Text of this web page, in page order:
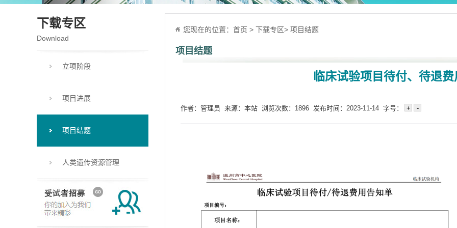
下载专区
Download
立项阶段
项目进展
项目结题
人类遗传资源管理
您现在的位置： 首页 > 下载专区> 项目结题
项目结题
临床试验项目待付、待退
作者：管理员 来源：本站 浏览次数：1896 发布时间：2023-11-14 字号：